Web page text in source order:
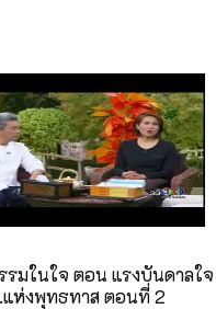
รมในใจ ตอน แรงบันดาลใจ
แห่งพุทธทาส ตอนที่ 2